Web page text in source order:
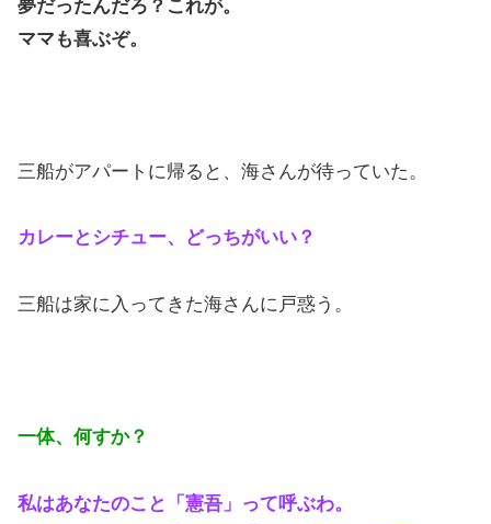
夢だったんだろ？これが。
ママも喜ぶぞ。
三船がアパートに帰ると、海さんが待っていた。
カレーとシチュー、どっちがいい？
三船は家に入ってきた海さんに戸惑う。
一体、何すか？
私はあなたのこと「憲吾」って呼ぶわ。